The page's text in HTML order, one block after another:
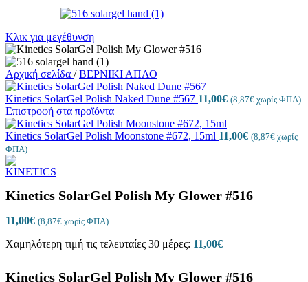
Κλικ για μεγέθυνση
Αρχική σελίδα / ΒΕΡΝΙΚΙ ΑΠΛΟ
Kinetics SolarGel Polish Naked Dune #567 11,00€ (8,87€ χωρίς ΦΠΑ)
Επιστροφή στα προϊόντα
Kinetics SolarGel Polish Moonstone #672, 15ml 11,00€ (8,87€ χωρίς
ΦΠΑ)
Kinetics SolarGel Polish My Glower #516
11,00€ (8,87€ χωρίς ΦΠΑ)
Χαμηλότερη τιμή τις τελευταίες 30 μέρες: 11,00€
Kinetics SolarGel Polish My Glower #516